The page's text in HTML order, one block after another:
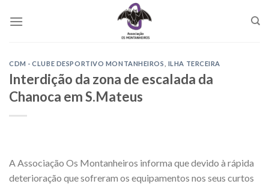
CDM - CLUBE DESPORTIVO MONTANHEIROS ILHA TERCEIRA
Interdição da zona de escalada da
Chanoca em S.Mateus
A Associação Os Montanheiros informa que devido à rápida
deterioração que sofreram os equipamentos nos seus curtos